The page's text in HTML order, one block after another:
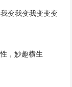
变我变我变变变
，妙趣横生